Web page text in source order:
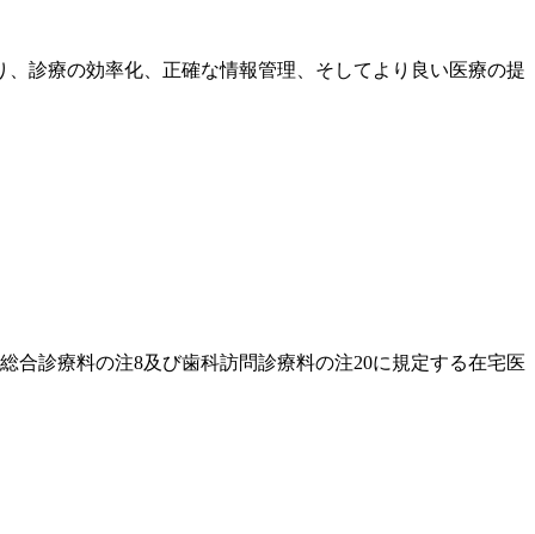
診療の効率化、正確な情報管理、そしてより良い医療の提
診療料の注8及び歯科訪問診療料の注20に規定する在宅医